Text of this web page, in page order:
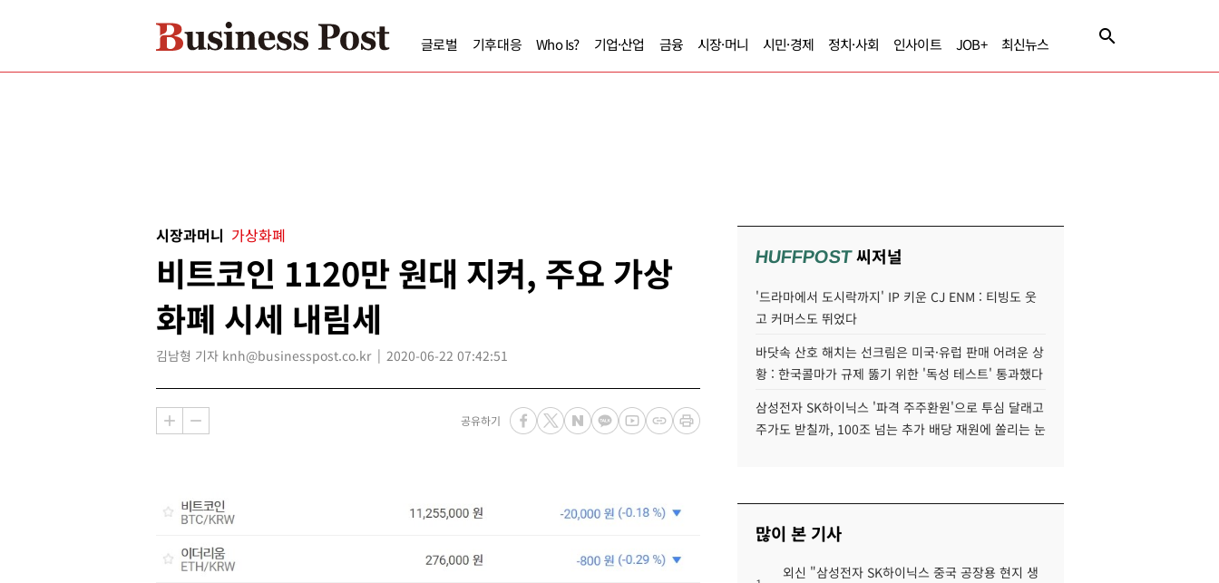
글로벌 기후대응 Who Is? 기업·산업 금융 시장·머니 시민·경제 정치·사회 인사이트 JOB+ 최신뉴스
시장과머니 가상화폐
비트코인 1120만 원대 지켜, 주요 가상
화폐 시세 내림세
김남형 기자 knh@businesspost.co.kr 2020-06-22 07:42:51
공유하기
HUFFPOST씨저널
'드라마에서 도시락까지' IP 키운 CJ ENM : 티빙도 웃
고 커머스도 뛰었다
바닷속 산호 해치는 선크림은 미국·유럽 판매 어려운 상
황 : 한국콜마가 규제 뚫기 위한 '독성 테스트' 통과했다
삼성전자 SK하이닉스 '파격 주주환원'으로 투심 달래고
주가도 받칠까, 100조 넘는 추가 배당 재원에 쏠리는 눈
많이 본 기사
외신 "삼성전자 SK하이닉스 중국 공장용 현지 생